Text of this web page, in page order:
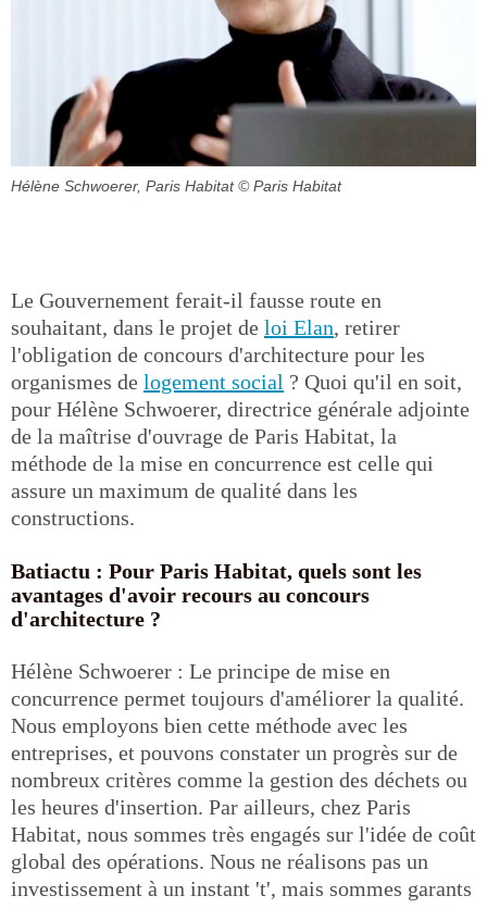
Hélène Schwoerer, Paris Habitat © Paris Habitat
Le Gouvernement ferait-il fausse route en
souhaitant, dans le projet de loi Elan, retirer
l'obligation de concours d'architecture pour les
organismes de logement social ? Quoi qu'il en soit,
pour Hélène Schwoerer, directrice générale adjointe
de la maîtrise d'ouvrage de Paris Habitat, la
méthode de la mise en concurrence est celle qui
assure un maximum de qualité dans les
constructions.
Batiactu : Pour Paris Habitat, quels sont les
avantages d'avoir recours au concours
d'architecture ?
Hélène Schwoerer : Le principe de mise en
concurrence permet toujours d'améliorer la qualité.
Nous employons bien cette méthode avec les
entreprises, et pouvons constater un progrès sur de
nombreux critères comme la gestion des déchets ou
les heures d'insertion. Par ailleurs, chez Paris
Habitat, nous sommes très engagés sur l'idée de coût
global des opérations. Nous ne réalisons pas un
investissement à un instant 't', mais sommes garants